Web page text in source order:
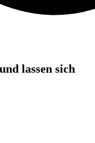
lassen sich